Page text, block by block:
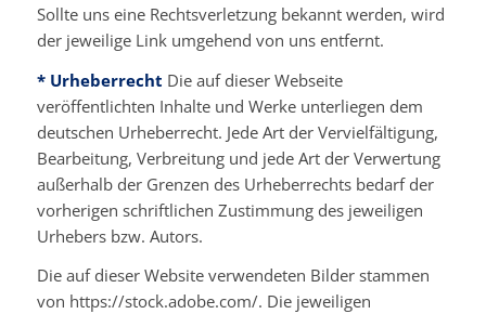
Sollte uns eine Rechtsverletzung bekannt werden, wird
der jeweilige Link umgehend von uns entfernt.
* Urheberrecht Die auf dieser Webseite
veröffentlichten Inhalte und Werke unterliegen dem
deutschen Urheberrecht. Jede Art der Vervielfältigung,
Bearbeitung, Verbreitung und jede Art der Verwertung
außerhalb der Grenzen des Urheberrechts bedarf der
vorherigen schriftlichen Zustimmung des jeweiligen
Urhebers bzw. Autors.
Die auf dieser Website verwendeten Bilder stammen
von https://stock.adobe.com/. Die jeweiligen